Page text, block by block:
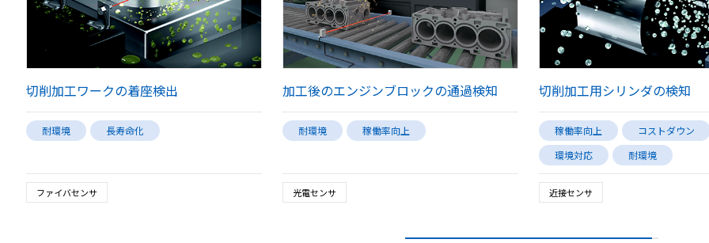
切削加工ワークの着座検出
耐環境 長寿命化
ファイバセンサ
加工後のエンジンブロックの通過検知
耐環境 稼働率向上
光電センサ
切削加工用シリンダの検知
稼働率向上
コストダウン
環境対応
耐環境
近接センサ